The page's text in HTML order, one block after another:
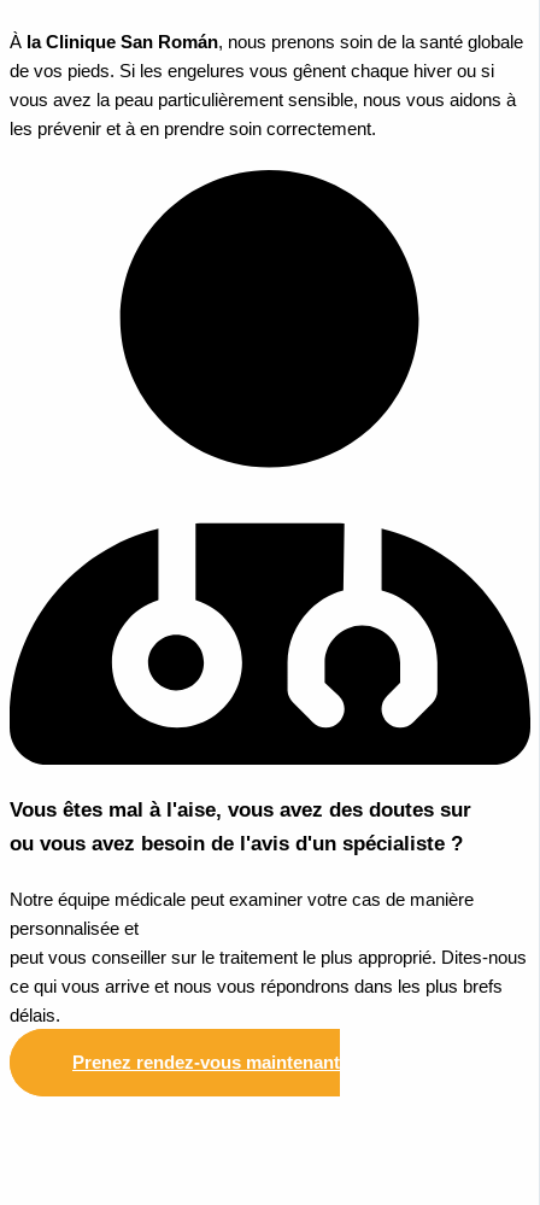
À la Clinique San Román, nous prenons soin de la santé globale
de vos pieds. Si les engelures vous gênent chaque hiver ou si
vous avez la peau particulièrement sensible, nous vous aidons à
les prévenir et à en prendre soin correctement.
Vous êtes mal à l'aise, vous avez des doutes sur
ou vous avez besoin de l'avis d'un spécialiste ?
Notre équipe médicale peut examiner votre cas de manière
personnalisée et
peut vous conseiller sur le traitement le plus approprié. Dites-nous
ce qui vous arrive et nous vous répondrons dans les plus brefs
délais.
Prenez rendez-vous maintenant